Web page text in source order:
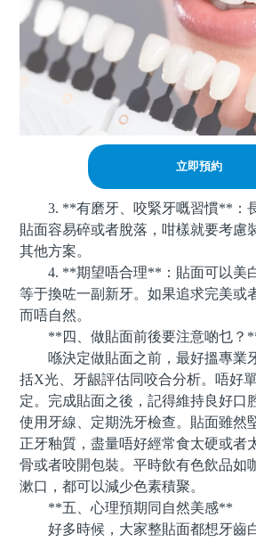
立即預約
3. **有磨牙、咬緊牙嘅習慣**：
貼面容易碎或者脫落，咁樣就要考慮
其他方案。
4. **期望唔合理**：貼面可以美
等于換咗一副新牙。如果追求完美或
而唔自然。
**四、做貼面前後要注意啲乜？
喺決定做貼面之前，最好搵專業
括X光、牙龈評估同咬合分析。唔好
定。完成貼面之後，記得維持良好口
使用牙線、定期洗牙檢查。貼面雖然
正牙釉質，盡量唔好經常食太硬或者
骨或者咬開包裝。平時飲有色飲品如
漱口，都可以減少色素積聚。
**五、心理預期同自然美感**
好多時候，大家整貼面都想牙齒